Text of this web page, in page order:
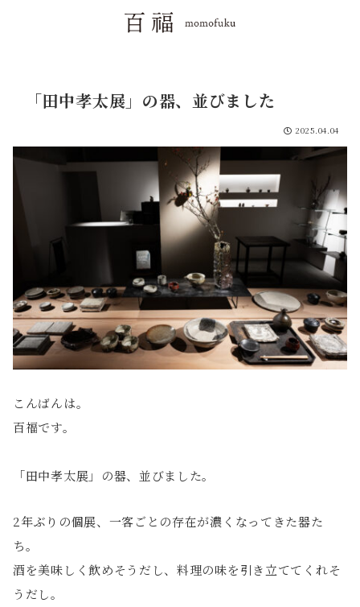
「田中孝太展」の器、並びました
2025.04.04
こんばんは。
百福です。
「田中孝太展」の器、並びました。
2年ぶりの個展、一客ごとの存在が濃くなってきた器た
ち。
酒を美味しく飲めそうだし、料理の味を引き立ててくれそ
うだし。